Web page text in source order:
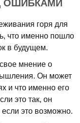
ОШИБКАМИ
горя для
что именно пошло
в будущем.
мнение о
Он может
и что именно его
это так, он
это возможно.